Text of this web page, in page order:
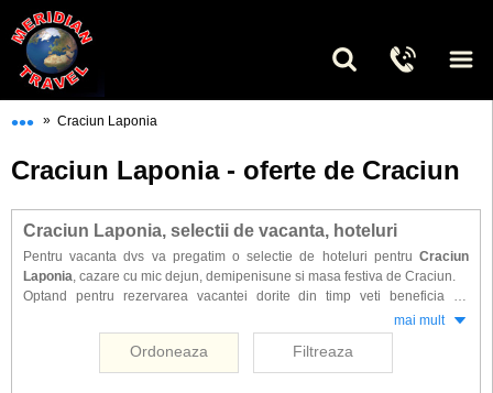
••• » Craciun Laponia
Craciun Laponia - oferte de Craciun
Craciun Laponia, selectii de vacanta, hoteluri
Pentru vacanta dvs va pregatim o selectie de hoteluri pentru Craciun
Laponia, cazare cu mic dejun, demipenisune si masa festiva de Craciun.
Optand pentru rezervarea vacantei dorite din timp veti beneficia de
reduceri substantiale la cele mai populare hoteluri. Petreceti Craciunul in
cele mai reprezentative unitati de cazare din Laponia pentru a descoperii
Magia Sarbatorilor de Iarna ,,Acasa la Mos Craciun''.
mai mult
Ordoneaza Filtreaza